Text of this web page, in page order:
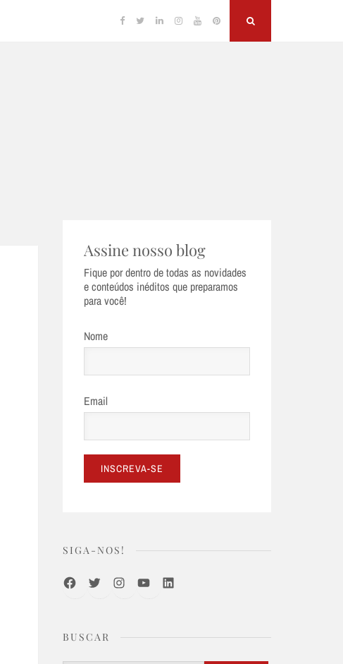
Facebook
TwitterLinkedinInstagram
YouTubePinterest
Assine nosso blog
Fique por dentro de todas as novidades
e conteúdos inéditos que preparamos
para você!
Nome
Email
SIGA-NOS!
FacebookTwitterInstagramYoutubeLinkedIn
BUSCAR